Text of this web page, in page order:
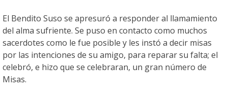
El Bendito Suso se apresuró a responder al llamamiento
del alma sufriente. Se puso en contacto como muchos
sacerdotes como le fue posible y les instó a decir misas
por las intenciones de su amigo, para reparar su falta; el
celebró, e hizo que se celebraran, un gran número de
Misas.